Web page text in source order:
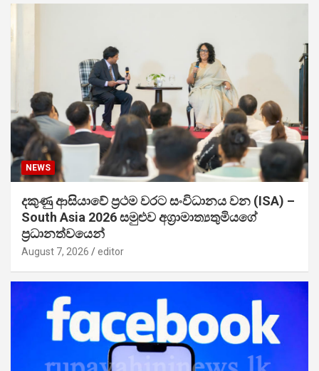
NEWS
දකුණු ආසියාවේ ප්‍රථම වරට සංවිධානය වන (ISA) –
South Asia 2026 සමුළුව අග්‍රාමාත්‍යතුමියගේ
ප්‍රධානත්වයෙන්
August 7, 2026 editor